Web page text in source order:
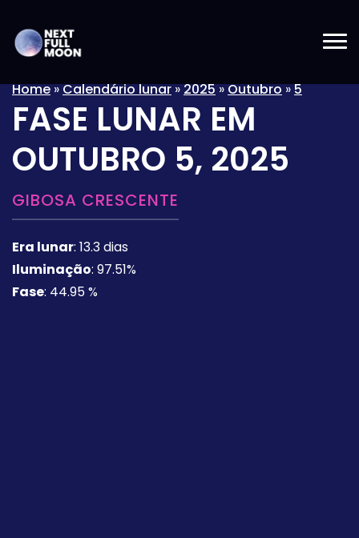
Home»Calendário lunar»2025»Outubro»5
FASE LUNAR EM
OUTUBRO 5, 2025
GIBOSA CRESCENTE
Era lunar: 13.3 dias
Iluminação: 97.51%
Fase: 44.95 %